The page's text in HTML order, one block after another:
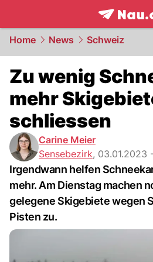
frontpage.
Home News Schweiz
Zu wenig
mehr
schliessen
Carine Meier
Sensebezirk, 03.01.2023
Irgendwann helfen
mehr. Am Dienstag machen
gelegene Skigebiete wegen
Pisten zu.